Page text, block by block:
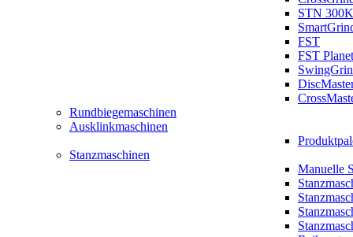
STN
FST
FST
Rundbiegemaschinen
Ausklinkmaschinen
Stanzmaschinen
Manuelle